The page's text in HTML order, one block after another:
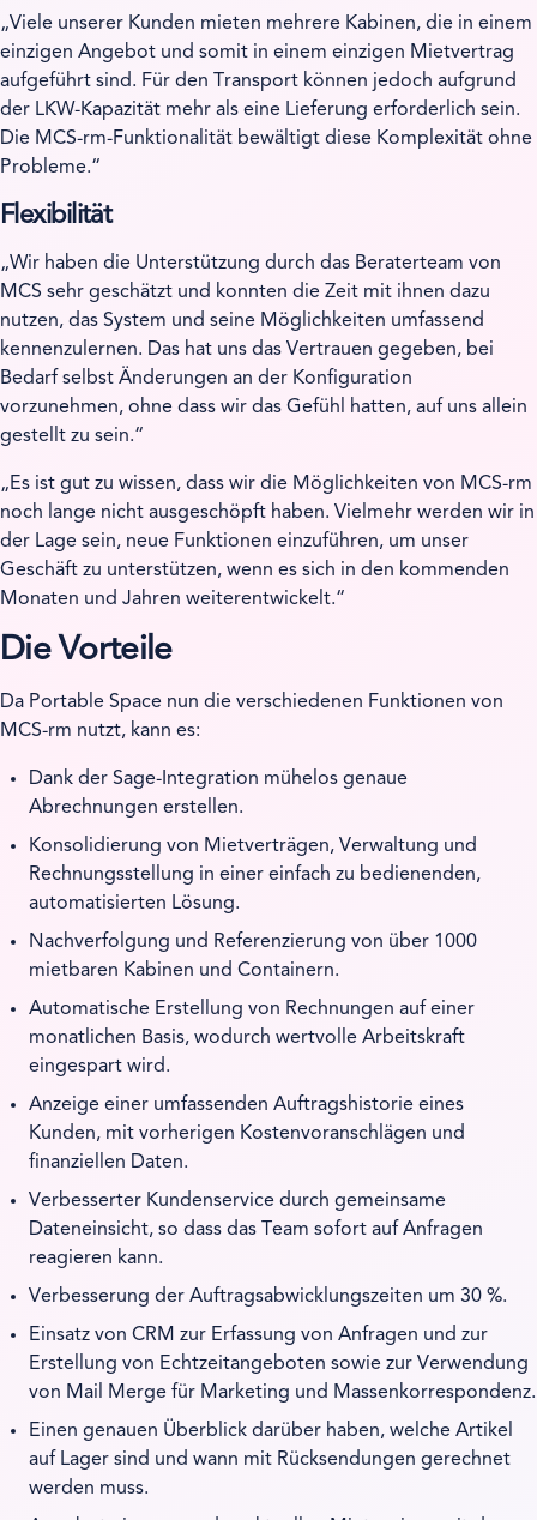
Viele unserer Kunden mieten mehrere Kabinen, die in einem
einzigen Angebot und somit in einem einzigen Mietvertrag
aufgeführt sind. Für den Transport können jedoch aufgrund
der LKW-Kapazität mehr als eine Lieferung erforderlich sein.
Die MCS-rm-Funktionalität bewältigt diese Komplexität ohne
Probleme.
Flexibilität
Wir haben die Unterstützung durch das Beraterteam von
MCS sehr geschätzt und konnten die Zeit mit ihnen dazu
nutzen, das System und seine Möglichkeiten umfassend
kennenzulernen. Das hat uns das Vertrauen gegeben, bei
Bedarf selbst Änderungen an der Konfiguration
vorzunehmen, ohne dass wir das Gefühl hatten, auf uns allein
gestellt zu sein.
Es ist gut zu wissen, dass wir die Möglichkeiten von MCS-rm
noch lange nicht ausgeschöpft haben. Vielmehr werden wir in
der Lage sein, neue Funktionen einzuführen, um unser
Geschäft zu unterstützen, wenn es sich in den kommenden
Monaten und Jahren weiterentwickelt.
Die Vorteile
Da Portable Space nun die verschiedenen Funktionen von
MCS-rm nutzt, kann es:
Dank der Sage-Integration mühelos genaue
Abrechnungen erstellen.
Konsolidierung von Mietverträgen, Verwaltung und
Rechnungsstellung in einer einfach zu bedienenden,
automatisierten Lösung.
Nachverfolgung und Referenzierung von über 1000
mietbaren Kabinen und Containern.
Automatische Erstellung von Rechnungen auf einer
monatlichen Basis, wodurch wertvolle Arbeitskraft
eingespart wird.
Anzeige einer umfassenden Auftragshistorie eines
Kunden, mit vorherigen Kostenvoranschlägen und
finanziellen Daten.
Verbesserter Kundenservice durch gemeinsame
Dateneinsicht, so dass das Team sofort auf Anfragen
reagieren kann.
Verbesserung der Auftragsabwicklungszeiten um 30 %.
Einsatz von CRM zur Erfassung von Anfragen und zur
Erstellung von Echtzeitangeboten sowie zur Verwendung
von Mail Merge für Marketing und Massenkorrespondenz.
Einen genauen Überblick darüber haben, welche Artikel
auf Lager sind und wann mit Rücksendungen gerechnet
werden muss.